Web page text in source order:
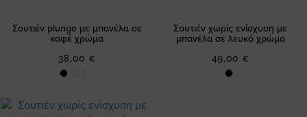
Σουτιέν plunge με μπανέλα σε
καφέ χρώμα
38,00 €
Σουτιέν χωρίς ενίσχυση με
μπανέλα σε λευκό χρώμα
49,00 €